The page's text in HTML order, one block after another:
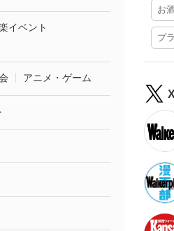
イベント
アニメ・ゲーム
お
プ